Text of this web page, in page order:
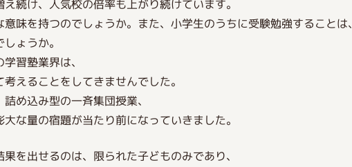
続け、人気校の倍率も上がり続けています。
味を持つのでしょうか。また、小学生のうちに受験勉強することは、
ょうか。
習塾業界は、
えることをしてきませんでした。
め込み型の一斉集団授業、
な量の宿題が当たり前になっていきました。
を出せるのは、限られた子どものみであり、